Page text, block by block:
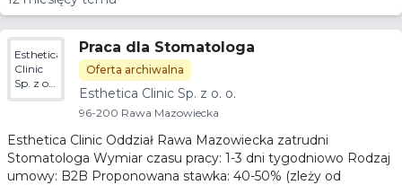
Esthetica
Clinic
Sp. z o.
o.
Praca dla Stomatologa
Oferta archiwalna
Esthetica Clinic Sp. z o. o.
96-200 Rawa Mazowiecka
Esthetica Clinic Oddział Rawa Mazowiecka zatrudni
Stomatologa Wymiar czasu pracy: 1-3 dni tygodniowo Rodzaj
umowy: B2B Proponowana stawka: 40-50% (zleży od